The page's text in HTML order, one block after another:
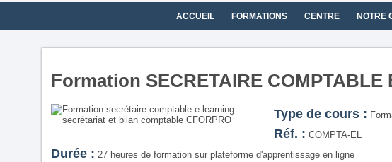
ACCUEIL FORMATIONS CENTRE NOTRE
Formation SECRETAIRE COMPTABLE
Type de cours :
Réf. : COMPTA-EL
Durée : 27 heures de formation sur plateforme d'apprentissage en ligne